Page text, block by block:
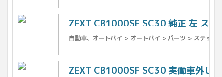
ZEXT CB1000SF SC30 純正 左 ス
自動車、オートバイ > オートバイ > パーツ > ステップ
ZEXT CB1000SF SC30 実働車外し